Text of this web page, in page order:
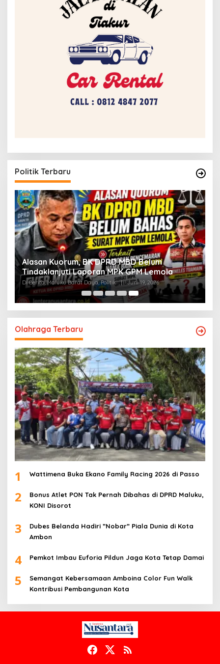
Politik Terbaru
Alasan Kuorum, BK DPRD MBD Belum
Tindaklanjuti Laporan MPK GPM Lemola
Di Berita, Maluku Barat Daya, Politik | Juni 19, 2026
Olahraga Terbaru
1 Wattimena Buka Ekano Family Racing 2026 di Passo
2
Bonus Atlet PON Tak Pernah Dibahas di DPRD Maluku,
KONI Disorot
3
Dubes Belanda Hadiri ”Nobar” Piala Dunia di Kota
Ambon
4 Pemkot Imbau Euforia Pildun Jaga Kota Tetap Damai
5
Semangat Kebersamaan Amboina Color Fun Walk
Kontribusi Pembangunan Kota